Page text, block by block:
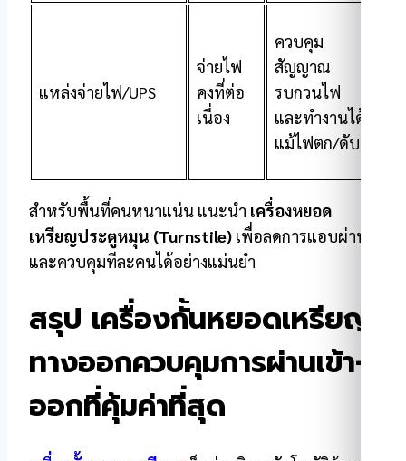
แหล่งจ่ายไฟ/UPS
จ่ายไฟ
คงที่ต่อ
เนื่อง
ควบคุม
สัญญาณ
รบกวนไฟ
และทำงานได้
แม้ไฟตก/ดับ
สำหรับพื้นที่คนหนาแน่น แนะนำ เครื่องหยอด
เหรียญประตูหมุน (Turnstile) เพื่อลดการแอบผ่าน
และควบคุมทีละคนได้อย่างแม่นยำ
สรุป เครื่องกั้นหยอดเหรียญ
ทางออกควบคุมการผ่านเข้า-
ออกที่คุ้มค่าที่สุด